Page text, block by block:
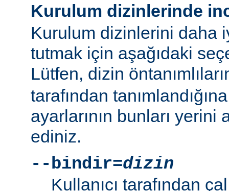
Kurulum dizinlerinde
Kurulum dizinlerini daha
tutmak için aşağıdaki
Lütfen, dizin
tarafından
ayarlarının bunları yerini
ediniz.
--bindir=dizin
Kullanıcı tarafından